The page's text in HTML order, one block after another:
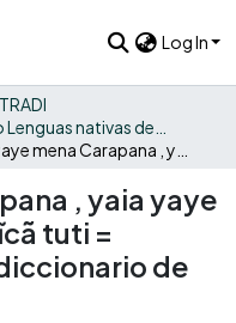
Log In
, yaia yaye
tuti =
de